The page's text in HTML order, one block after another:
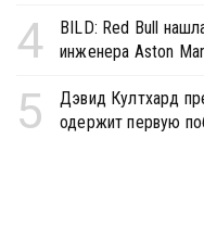
4
BILD: Red Bull
инженера Aston
5
Дэвид Култхард
одержит первую